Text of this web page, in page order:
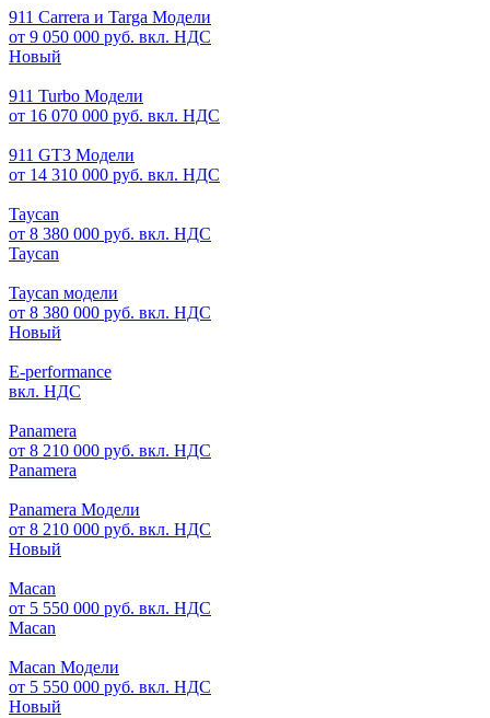
911 Carrera и Targa Модели
от 9 050 000 руб. вкл. НДС
Новый
911 Turbo Модели
от 16 070 000 руб. вкл. НДС
911 GT3 Модели
от 14 310 000 руб. вкл. НДС
Taycan
от 8 380 000 руб. вкл. НДС
Taycan
Taycan модели
от 8 380 000 руб. вкл. НДС
Новый
E-performance
вкл. НДС
Panamera
от 8 210 000 руб. вкл. НДС
Panamera
Panamera Модели
от 8 210 000 руб. вкл. НДС
Новый
Macan
от 5 550 000 руб. вкл. НДС
Macan
Macan Модели
от 5 550 000 руб. вкл. НДС
Новый